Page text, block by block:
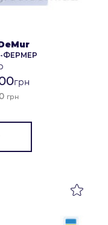
ФЕРМЕР
грн
грн